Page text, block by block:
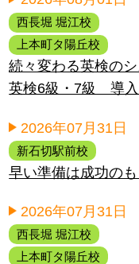
西長堀 堀江校
上本町タ陽丘校
続々変わる英検の
英検6級・7級 導入
2026年07月31日
新石切駅前校
早い準備は成功の
2026年07月31日
西長堀 堀江校
上本町タ陽丘校